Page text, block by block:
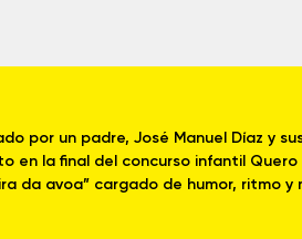
por un padre, José Manuel Díaz y
en la final del concurso infantil
da avoa” cargado de humor, ritmo y